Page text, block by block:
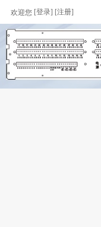
欢迎您 [登录] [注册]